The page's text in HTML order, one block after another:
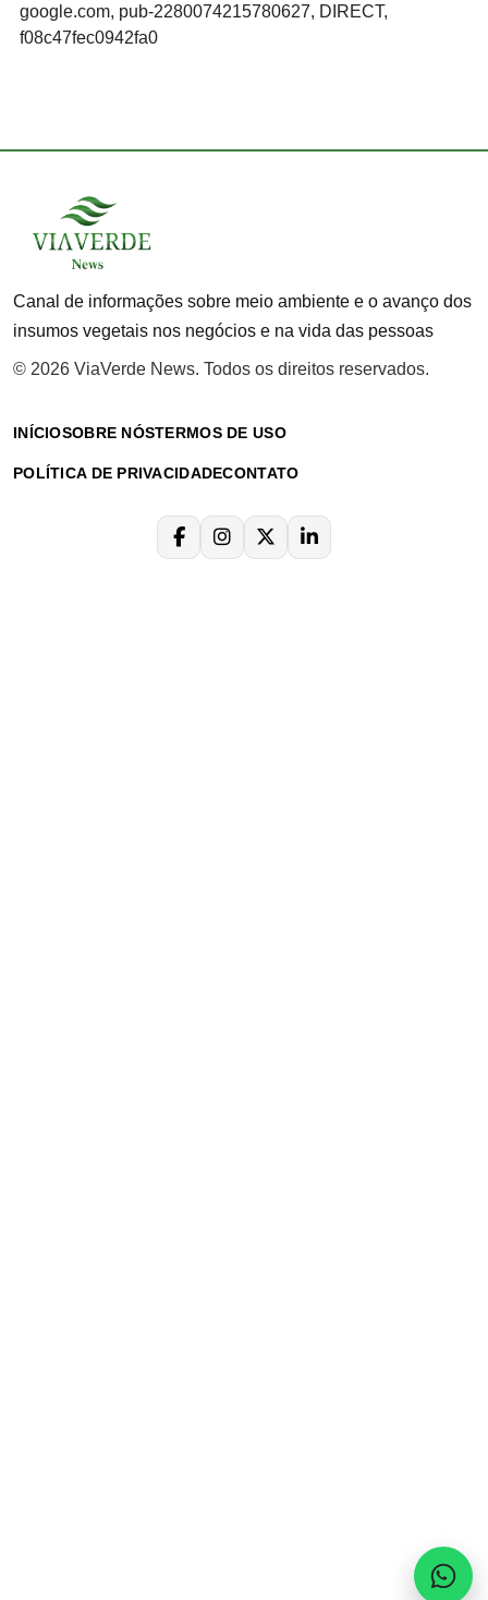
google.com, pub-2280074215780627, DIRECT,
f08c47fec0942fa0
Canal de informações sobre meio ambiente e o avanço dos
insumos vegetais nos negócios e na vida das pessoas
© 2026 ViaVerde News. Todos os direitos reservados.
INÍCIOSOBRE NÓSTERMOS DE USO
POLÍTICA DE PRIVACIDADECONTATO